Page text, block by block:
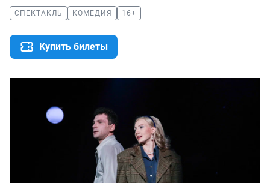
СПЕКТАКЛЬ КОМЕДИЯ 16+
Купить билеты